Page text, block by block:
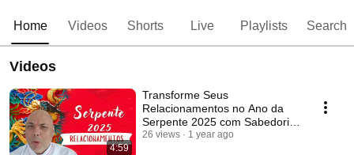
Home Videos Shorts Live Playlists Search
Videos
4:59
Transforme Seus
Relacionamentos no Ano da
Serpente 2025 com Sabedoria
Taoísta
26 views 1 year ago